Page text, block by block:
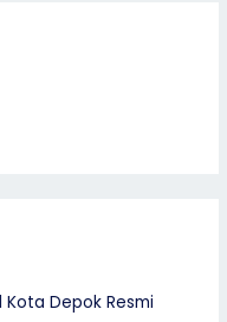
Kota Depok Resmi